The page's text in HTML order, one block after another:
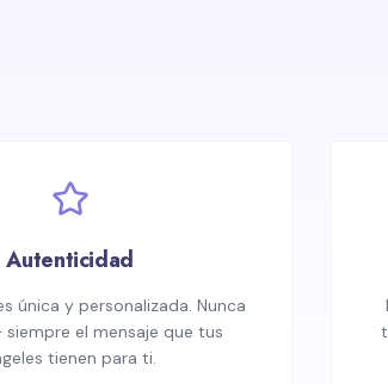
Autenticidad
única y personalizada. Nunca
el mensaje que tus
tienen para ti.